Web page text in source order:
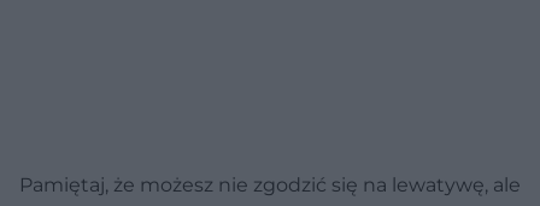
Pamiętaj, że możesz nie zgodzić się na lewatywę, ale